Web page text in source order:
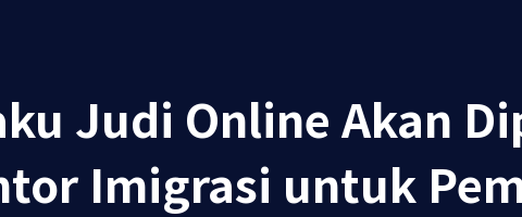
Judi Online Akan
Imigrasi untuk